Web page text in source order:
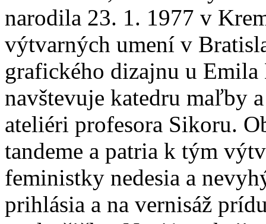
narodila 23. 1. 1977 v
výtvarných umení v
grafického dizajnu u
navštevuje katedru maľby
ateliéri profesora Sikoru.
tandeme a patria k tým
feministky nedesia a
prihlásia a na vernisáž